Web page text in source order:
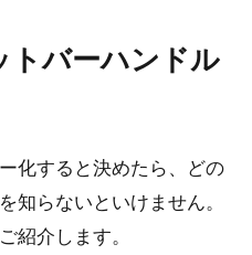
トバーハンドル
化すると決めたら、どの
知らないといけません。
紹介します。